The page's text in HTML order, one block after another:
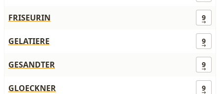
FRISEURIN 9
GELATIERE 9
GESANDTER 9
GLOECKNER 9